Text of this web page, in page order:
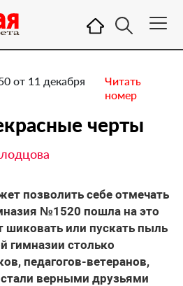
от 11 декабря
Читать
номер
черты
позволить себе отмечать
№1520 пошла на это
шиковать или пускать пыль
гимназии столько
педагогов-ветеранов,
верными друзьями